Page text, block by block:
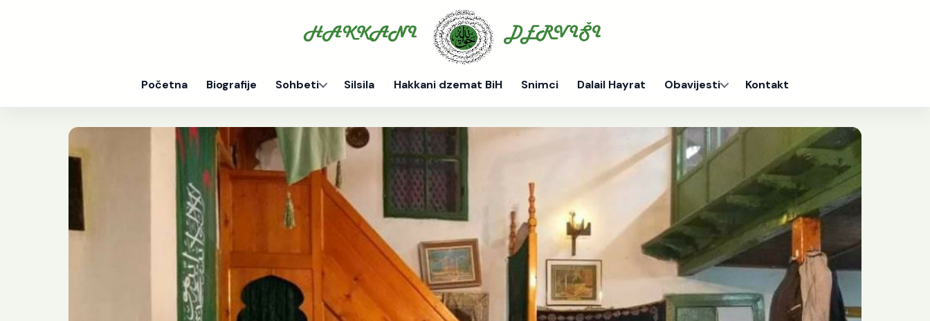
Početna Biografije Sohbeti Silsila Hakkani dzemat BiH Snimci Dalail Hayrat Obavijesti Kontakt